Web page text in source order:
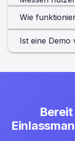
Wie
Ist eine Demo